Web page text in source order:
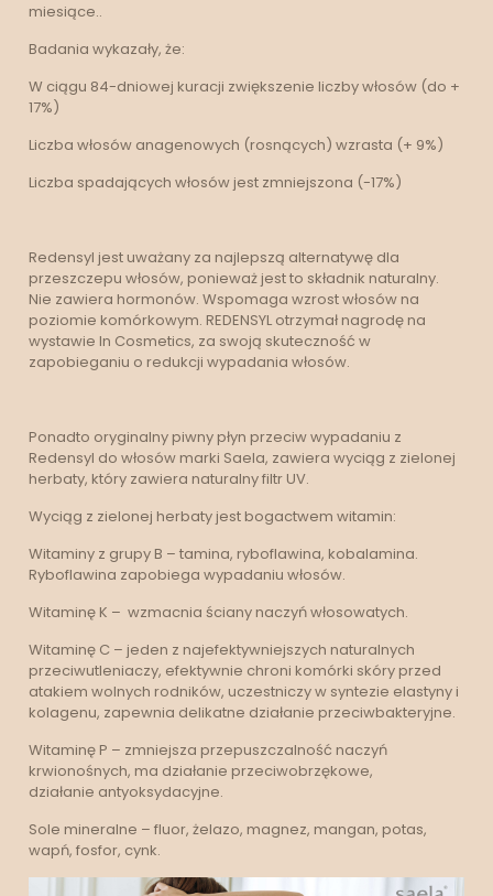
miesiące..
Badania wykazały, że:
W ciągu 84-dniowej kuracji zwiększenie liczby włosów (do +
17%)
Liczba włosów anagenowych (rosnących) wzrasta (+ 9%)
Liczba spadających włosów jest zmniejszona (-17%)
Redensyl jest uważany za najlepszą alternatywę dla
przeszczepu włosów, ponieważ jest to składnik naturalny.
Nie zawiera hormonów. Wspomaga wzrost włosów na
poziomie komórkowym. REDENSYL otrzymał nagrodę na
wystawie In Cosmetics, za swoją skuteczność w
zapobieganiu o redukcji wypadania włosów.
Ponadto oryginalny piwny płyn przeciw wypadaniu z
Redensyl do włosów marki Saela, zawiera wyciąg z zielonej
herbaty, który zawiera naturalny filtr UV.
Wyciąg z zielonej herbaty jest bogactwem witamin:
Witaminy z grupy B – tamina, ryboflawina, kobalamina.
Ryboflawina zapobiega wypadaniu włosów.
Witaminę K – wzmacnia ściany naczyń włosowatych.
Witaminę C – jeden z najefektywniejszych naturalnych
przeciwutleniaczy, efektywnie chroni komórki skóry przed
atakiem wolnych rodników, uczestniczy w syntezie elastyny i
kolagenu, zapewnia delikatne działanie przeciwbakteryjne.
Witaminę P – zmniejsza przepuszczalność naczyń
krwionośnych, ma działanie przeciwobrzękowe,
działanie antyoksydacyjne.
Sole mineralne – fluor, żelazo, magnez, mangan, potas,
wapń, fosfor, cynk.